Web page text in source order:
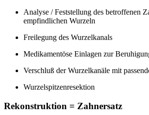
Analyse / Feststellung des betroffenen
empfindlichen Wurzeln
Freilegung des Wurzelkanals
Medikamentöse Einlagen zur
Verschluß der Wurzelkanäle mit
Wurzelspitzenresektion
Rekonstruktion = Zahnersatz